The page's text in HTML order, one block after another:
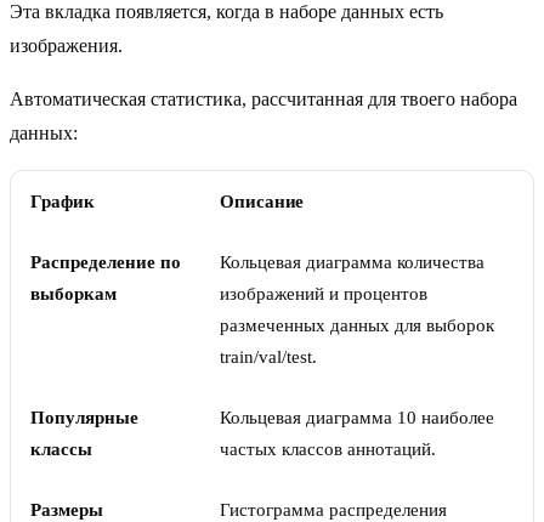
Эта вкладка появляется, когда в наборе данных есть
изображения.
Автоматическая статистика, рассчитанная для твоего набора
данных:
График Описание
Распределение по
выборкам
Кольцевая диаграмма количества
изображений и процентов
размеченных данных для выборок
train/val/test.
Популярные
классы
Кольцевая диаграмма 10 наиболее
частых классов аннотаций.
Размеры Гистограмма распределения